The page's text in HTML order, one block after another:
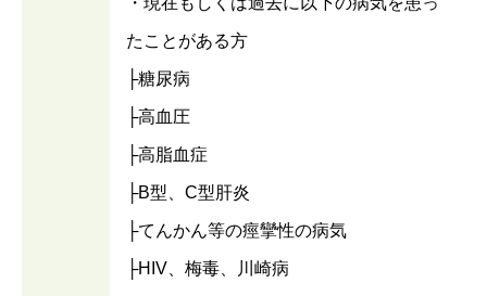
たことがある方
├糖尿病
├高血圧
├高脂血症
├B型、C型肝炎
├てんかん等の痙攣性の病気
├HIV、梅毒、川崎病